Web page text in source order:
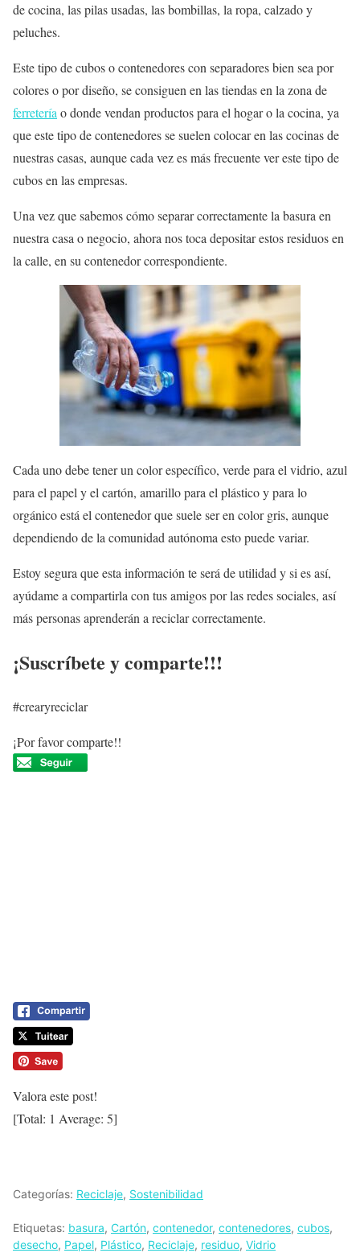
de cocina, las pilas usadas, las bombillas, la ropa, calzado y
peluches.
Este tipo de cubos o contenedores con separadores bien sea por
colores o por diseño, se consiguen en las tiendas en la zona de
ferreteríao donde vendan productos para el hogar o la cocina, ya
que este tipo de contenedores se suelen colocar en las cocinas de
nuestras casas, aunque cada vez es más frecuente ver este tipo de
cubos en las empresas.
Una vez que sabemos cómo separar correctamente la basura en
nuestra casa o negocio, ahora nos toca depositar estos residuos en
la calle, en su contenedor correspondiente.
Cada uno debe tener un color específico, verde para el vidrio, azul
para el papel y el cartón, amarillo para el plástico y para lo
orgánico está el contenedor que suele ser en color gris, aunque
dependiendo de la comunidad autónoma esto puede variar.
Estoy segura que esta información te será de utilidad y si es así,
ayúdame a compartirla con tus amigos por las redes sociales, así
más personas aprenderán a reciclar correctamente.
¡Suscríbete y comparte!!!
#crearyreciclar
¡Por favor comparte!!
Valora este post!
[Total: 1 Average: 5]
Categorías: Reciclaje, Sostenibilidad
Etiquetas: basura, Cartón, contenedor, contenedores, cubos,
desecho, Papel, Plástico, Reciclaje, residuo, Vidrio